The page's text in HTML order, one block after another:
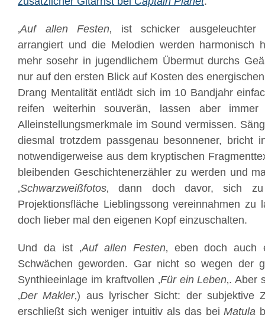
‚Auf allen Festen‚ ist schicker ausgeleuchter
arrangiert und die Melodien werden harmonisch
mehr sosehr in jugendlichem Übermut durchs
nur auf den ersten Blick auf Kosten des
Drang Mentalität entlädt sich im 10 Bandjahr
reifen weiterhin souverän, lassen aber
Alleinstellungsmerkmale im Sound vermissen.
diesmal trotzdem passgenau besonnener, bricht
notwendigerweise aus dem kryptischen
bleibenden Geschichtenerzähler zu werden und
‚Schwarzweißfotos‚ dann doch davor, sich
Projektionsfläche Lieblingssong vereinnahmen zu
doch lieber mal den eigenen Kopf einzuschalten.
Und da ist ‚Auf allen Festen‚ eben doch auch
Schwächen geworden. Gar nicht so wegen der
Synthieeinlage im kraftvollen ‚Für ein Leben‚. Aber
‚Der Makler‚) aus lyrischer Sicht: der subjektive
erschließt sich weniger intuitiv als das beiMatula